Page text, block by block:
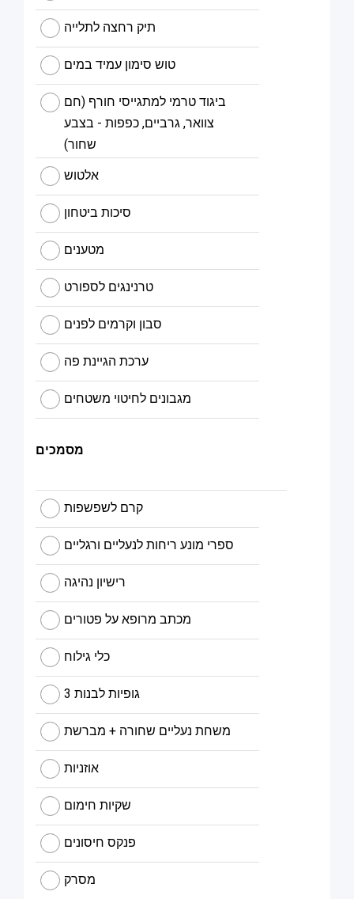
תיק רחצה לתלייה
טוש סימון עמיד במים
ביגוד טרמי למתגייסי חורף (חם
צוואר, גרביים, כפפות - בצבע
שחור)
אלטוש
סיכות ביטחון
מטענים
טרנינגים לספורט
סבון וקרמים לפנים
ערכת הגיינת פה
מגבונים לחיטוי משטחים
מסמכים
קרם לשפשפות
ספרי מונע ריחות לנעליים ורגליים
רישיון נהיגה
מכתב מרופא על פטורים
כלי גילוח
3 גופיות לבנות
משחת נעליים שחורה + מברשת
אוזניות
שקיות חימום
פנקס חיסונים
מסרק